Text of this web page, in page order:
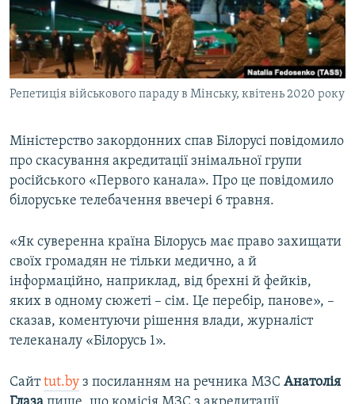
ВІДЕОУРОКИ «ELIFBE»
СВІДЧЕННЯ ОКУПАЦІЇ
УКРАЇНСЬКА ПРОБЛЕМА КРИМУ
ІНФОГРАФІКА
Русский
Qırımtatar
ДОЛУЧАЙСЯ!
Усі сайти RFE/RL
Репетиція військового параду в Мінську, квітень 2020 року
Міністерство закордонних спав Білорусі повідомило
про скасування акредитації знімальної групи
російського «Первого канала». Про це повідомило
білоруське телебачення ввечері 6 травня.
«Як суверенна країна Білорусь має право захищати
своїх громадян не тільки медично, а й
інформаційно, наприклад, від брехні й фейків,
яких в одному сюжеті – сім. Це перебір, панове», –
сказав, коментуючи рішення влади, журналіст
телеканалу «Білорусь 1».
Сайтtut.by з посиланням на речника МЗС Анатолія